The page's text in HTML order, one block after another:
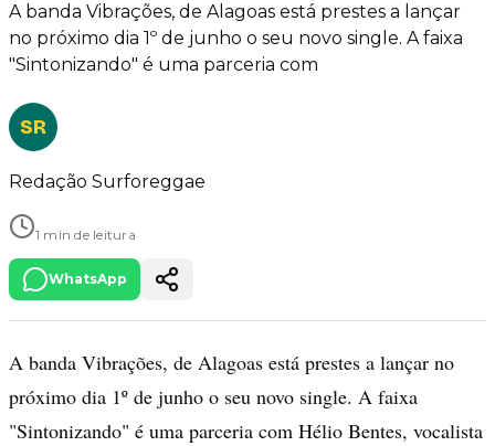
A banda Vibrações, de Alagoas está prestes a lançar
no próximo dia 1º de junho o seu novo single. A faixa
"Sintonizando" é uma parceria com
SR
Redação Surforeggae
1 min de leitura
WhatsApp
A banda Vibrações, de Alagoas está prestes a lançar no
próximo dia 1º de junho o seu novo single. A faixa
"Sintonizando" é uma parceria com Hélio Bentes, vocalista